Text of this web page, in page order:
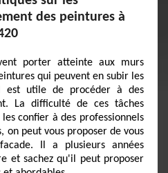
des peintures à
porter atteinte aux murs
qui peuvent en subir les
est utile de procéder à des
La difficulté de ces tâches
confier à des professionnels
on peut vous proposer de vous
Il a plusieurs années
et sachez qu'il peut proposer